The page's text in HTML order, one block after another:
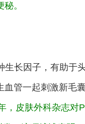
。
长因子，有助于
管一起刺激新毛
，皮肤外科杂志对